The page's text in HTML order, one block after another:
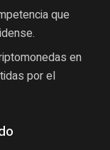
que
en
por el